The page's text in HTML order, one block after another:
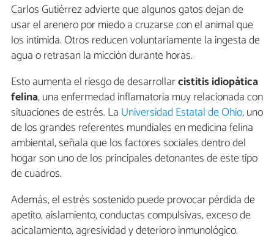
Carlos Gutiérrez advierte que algunos gatos dejan de
usar el arenero por miedo a cruzarse con el animal que
los intimida. Otros reducen voluntariamente la ingesta de
agua o retrasan la micción durante horas.
Esto aumenta el riesgo de desarrollarcistitis idiopática
felina, una enfermedad inflamatoria muy relacionada con
situaciones de estrés. La Universidad Estatal de Ohio, uno
de los grandes referentes mundiales en medicina felina
ambiental, señala que los factores sociales dentro del
hogar son uno de los principales detonantes de este tipo
de cuadros.
Además, el estrés sostenido puede provocar pérdida de
apetito, aislamiento, conductas compulsivas, exceso de
acicalamiento, agresividad y deterioro inmunológico.